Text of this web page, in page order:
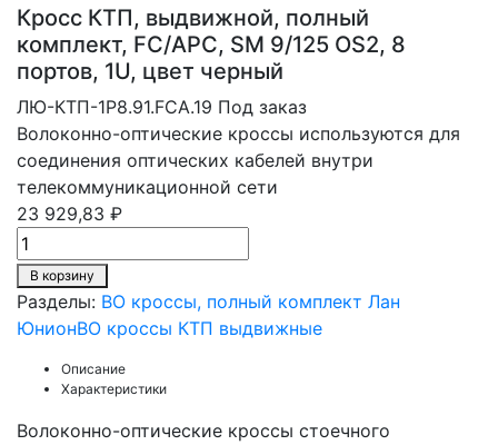
Кросс КТП, выдвижной, полный
комплект, FC/APC, SM 9/125 OS2, 8
портов, 1U, цвет черный
ЛЮ-КТП-1Р8.91.FCA.19 Под заказ
Волоконно-оптические кроссы используются для
соединения оптических кабелей внутри
телекоммуникационной сети
23 929,83 ₽
В корзину
Разделы: ВО кроссы, полный комплект Лан
ЮнионВО кроссы КТП выдвижные
Описание
Характеристики
Волоконно-оптические кроссы стоечного